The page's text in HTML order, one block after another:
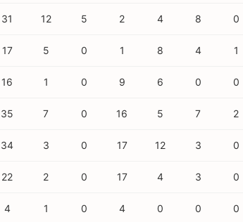
31 12 5 2 4 8 0
17 5 0 1 8 4 1
16 1 0 9 6 0 0
35 7 0 16 5 7 2
34 3 0 17 12 3 0
22 2 0 17 4 3 0
4 1 0 4 0 0 0